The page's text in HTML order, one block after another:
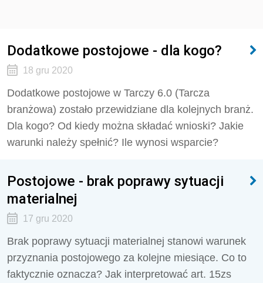
Dodatkowe postojowe - dla kogo?
18 gru 2020
Dodatkowe postojowe w Tarczy 6.0 (Tarcza
branżowa) zostało przewidziane dla kolejnych branż.
Dla kogo? Od kiedy można składać wnioski? Jakie
warunki należy spełnić? Ile wynosi wsparcie?
Postojowe - brak poprawy sytuacji
materialnej
17 gru 2020
Brak poprawy sytuacji materialnej stanowi warunek
przyznania postojowego za kolejne miesiące. Co to
faktycznie oznacza? Jak interpretować art. 15zs